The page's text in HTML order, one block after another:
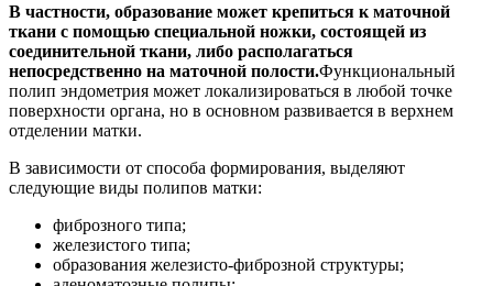
В частности, образование может крепиться к маточной
ткани с помощью специальной ножки, состоящей из
соединительной ткани, либо располагаться
непосредственно на маточной полости.Функциональный
полип эндометрия может локализироваться в любой точке
поверхности органа, но в основном развивается в верхнем
отделении матки.
В зависимости от способа формирования, выделяют
следующие виды полипов матки:
фиброзного типа;
железистого типа;
образования железисто-фиброзной структуры;